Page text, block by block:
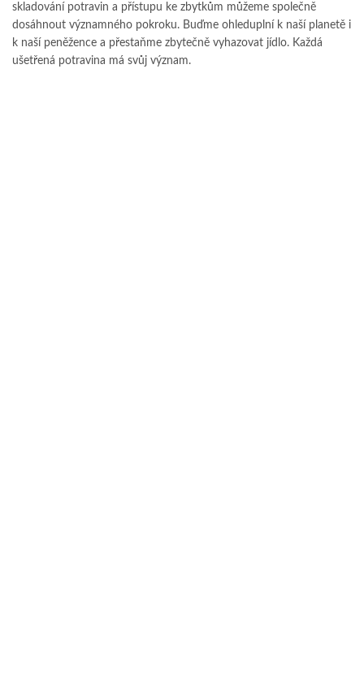
skladování potravin a přístupu ke zbytkům můžeme společně
dosáhnout významného pokroku. Buďme ohleduplní k naší planetě i
k naší peněžence a přestaňme zbytečně vyhazovat jídlo. Každá
ušetřená potravina má svůj význam.